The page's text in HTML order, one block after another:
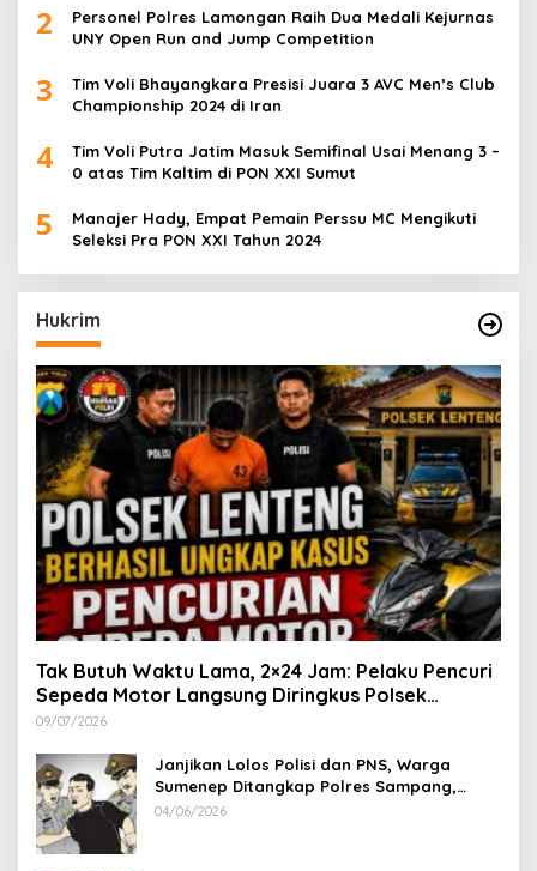
2
Personel Polres Lamongan Raih Dua Medali Kejurnas
UNY Open Run and Jump Competition
3
Tim Voli Bhayangkara Presisi Juara 3 AVC Men’s Club
Championship 2024 di Iran
4
Tim Voli Putra Jatim Masuk Semifinal Usai Menang 3 –
0 atas Tim Kaltim di PON XXI Sumut
5
Manajer Hady, Empat Pemain Perssu MC Mengikuti
Seleksi Pra PON XXI Tahun 2024
Hukrim
Tak Butuh Waktu Lama, 2×24 Jam: Pelaku Pencuri
Sepeda Motor Langsung Diringkus Polsek
Lenteng di Wilayah Manding
09/07/2026
Janjikan Lolos Polisi dan PNS, Warga
Sumenep Ditangkap Polres Sampang,
Korban Rugi Rp 600 juta
04/06/2026